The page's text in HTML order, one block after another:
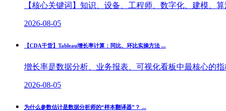
【核心关键词】知识、设备、工程师、数字化、建模、
2026-08-05
【CDA干货】Tableau增长率计算：同比、环比实操方法 ...
增长率是数据分析、业务报表、可视化看板中最核心的
2026-08-05
为什么参数估计是数据分析师的“样本翻译器”？ ...